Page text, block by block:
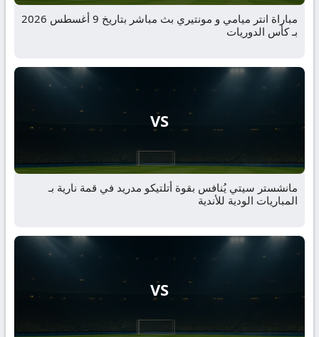
مباراة انتر ميامي و مونتيري بث مباشر بتاريخ 9 أغسطس 2026
بـ كأس الدوريات
VS
مانشستر سيتي يُنافس بقوة أتلتيكو مدريد في قمة نارية بـ
المباريات الودية للأندية
VS